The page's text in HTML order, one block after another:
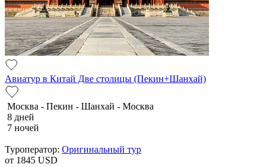
Авиатур в Китай Две столицы (Пекин+Шанхай)
Москва - Пекин - Шанхай - Москва
8 дней
7 ночей
Туроператор: Оригинальный тур
от 1845 USD